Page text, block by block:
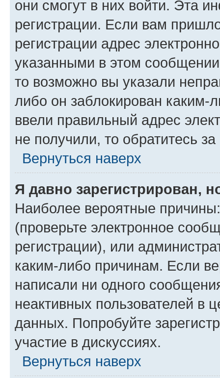
они смогут в них войти. Эта
регистрации. Если вам
регистрации адрес
указанными в этом
то возможно вы указали
либо он заблокирован
ввели правильный адрес
не получили, то обратитесь
Вернуться наверх
Я давно зарегистрирован,
Наиболее вероятные
(проверьте электронное
регистрации), или
каким-либо причинам. Если
написали ни одного
неактивных пользователей в
данных. Попробуйте
участие в дискуссиях.
Вернуться наверх